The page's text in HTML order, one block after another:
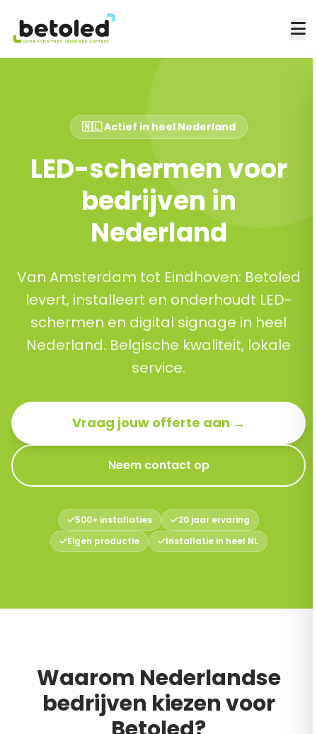
🇳🇱 Actief in heel Nederland
LED-schermen voor
bedrijven in
Nederland
Van Amsterdam tot Eindhoven: Betoled
levert, installeert en onderhoudt LED-
schermen en digital signage in heel
Nederland. Belgische kwaliteit, lokale
service.
Vraag jouw offerte aan →
Neem contact op
500+ installaties
20 jaar ervaring
Eigen productie
Installatie in heel NL
Waarom Nederlandse
bedrijven kiezen voor